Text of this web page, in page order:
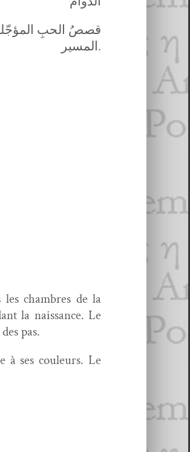
قصصُ الحبِ
المسير.
les cham­bres de la
la nais­sance. Le
pas.
à ses couleurs. Le